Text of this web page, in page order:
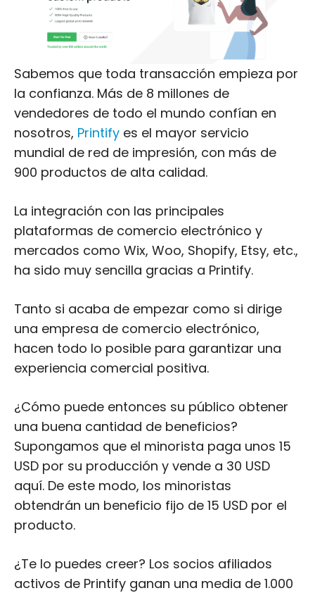
Sabemos que toda transacción empieza por
la confianza. Más de 8 millones de
vendedores de todo el mundo confían en
nosotros, Printify es el mayor servicio
mundial de red de impresión, con más de
900 productos de alta calidad.
La integración con las principales
plataformas de comercio electrónico y
mercados como Wix, Woo, Shopify, Etsy, etc.,
ha sido muy sencilla gracias a Printify.
Tanto si acaba de empezar como si dirige
una empresa de comercio electrónico,
hacen todo lo posible para garantizar una
experiencia comercial positiva.
¿Cómo puede entonces su público obtener
una buena cantidad de beneficios?
Supongamos que el minorista paga unos 15
USD por su producción y vende a 30 USD
aquí. De este modo, los minoristas
obtendrán un beneficio fijo de 15 USD por el
producto.
¿Te lo puedes creer? Los socios afiliados
activos de Printify ganan una media de 1.000